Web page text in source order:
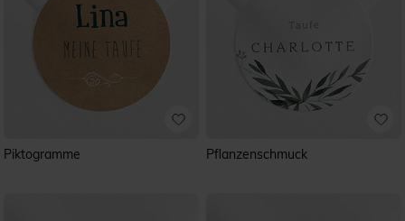
Piktogramme Pflanzenschmuck